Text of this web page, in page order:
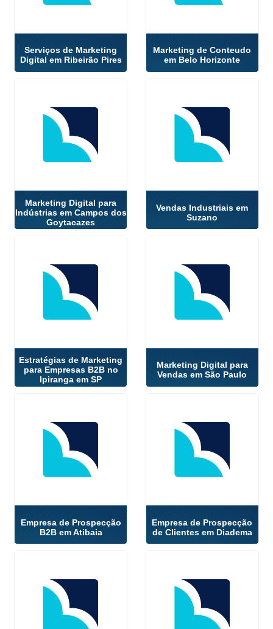
Serviços de Marketing
Digital em Ribeirão Pires
Marketing de Conteudo
em Belo Horizonte
Marketing Digital para
Indústrias em Campos dos
Goytacazes
Vendas Industriais em
Suzano
Estratégias de Marketing
para Empresas B2B no
Ipiranga em SP
Marketing Digital para
Vendas em São Paulo
Empresa de Prospecção
B2B em Atibaia
Empresa de Prospecção
de Clientes em Diadema